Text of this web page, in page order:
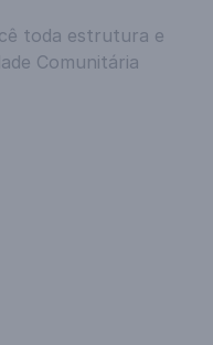
toda estrutura e
Comunitária